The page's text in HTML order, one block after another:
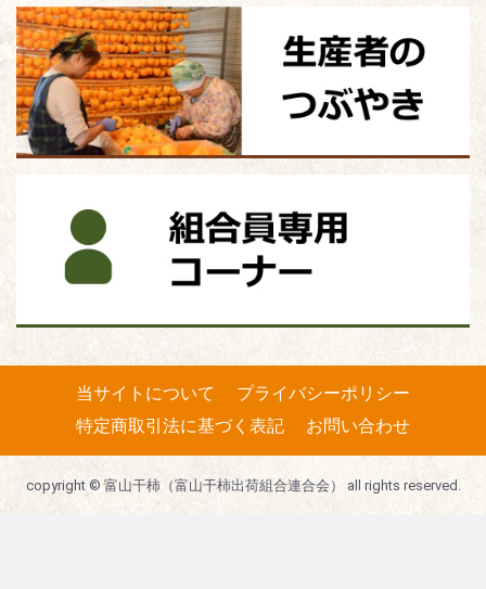
当サイトについて
プライバシーポリシー
特定商取引法に基づく表記
お問い合わせ
copyright © 富山干柿（富山干柿出荷組合連合会） all rights reserved.